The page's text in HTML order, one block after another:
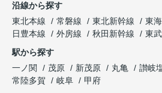
沿線から探す
東北本線
常磐線 東北新幹線 東
日豊本線
外房線 秋田新幹線 東
駅から探す
一ノ関
茂原 新茂原 丸亀 讃岐
常陸多賀
岐阜 甲府